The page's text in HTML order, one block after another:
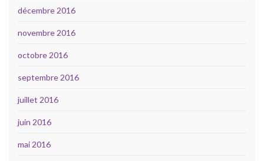
décembre 2016
novembre 2016
octobre 2016
septembre 2016
juillet 2016
juin 2016
mai 2016